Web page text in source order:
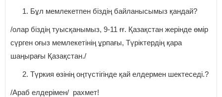
Бұл мемлекетпен біздің байланысымыз қандай?
/олар біздің туысқанымыз, 9-11 ғғ. Қазақстан жерінде өмір
сүрген оғыз мемлекетінің ұрпағы, Түріктердің қара
шаңырағы Қазақстан./
Түркия өзінің оңтүстігінде қай елдермен шектеседі.?
/Араб елдерімен/ рахмет!